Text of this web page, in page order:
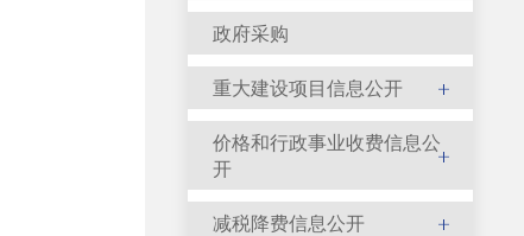
政府采购
重大建设项目信息公开
价格和行政事业收费信息公
开
减税降费信息公开